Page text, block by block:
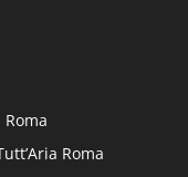
Roma